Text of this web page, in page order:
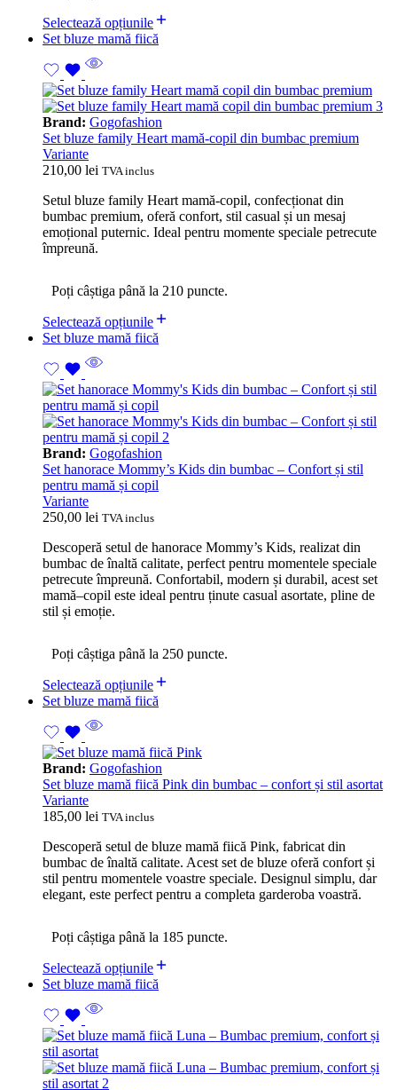
Selectează opțiunile
Set bluze mamă fiică
Brand: Gogofashion
Set bluze family Heart mamă-copil din bumbac premium
Variante
210,00 lei TVA inclus
Setul bluze family Heart mamă-copil, confecționat din
bumbac premium, oferă confort, stil casual și un mesaj
emoțional puternic. Ideal pentru momente speciale petrecute
împreună.
Poți câștiga până la 210 puncte.
Selectează opțiunile
Set bluze mamă fiică
Brand: Gogofashion
Set hanorace Mommy’s Kids din bumbac – Confort și stil
pentru mamă și copil
Variante
250,00 lei TVA inclus
Descoperă setul de hanorace Mommy’s Kids, realizat din
bumbac de înaltă calitate, perfect pentru momentele speciale
petrecute împreună. Confortabil, modern și durabil, acest set
mamă–copil este ideal pentru ținute casual asortate, pline de
stil și emoție.
Poți câștiga până la 250 puncte.
Selectează opțiunile
Set bluze mamă fiică
Brand: Gogofashion
Set bluze mamă fiică Pink din bumbac – confort și stil asortat
Variante
185,00 lei TVA inclus
Descoperă setul de bluze mamă fiică Pink, fabricat din
bumbac de înaltă calitate. Acest set de bluze oferă confort și
stil pentru momentele voastre speciale. Designul simplu, dar
elegant, este perfect pentru a completa garderoba voastră.
Poți câștiga până la 185 puncte.
Selectează opțiunile
Set bluze mamă fiică